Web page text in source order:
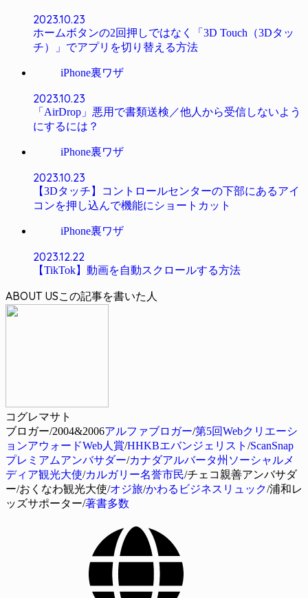
2023.10.23
ホームボタンの2回押しではなく「3D Touch（3Dタッ
チ）」でアプリを切り替える方法
iPhone裏ワザ
2023.10.23
「AirDrop」悪用で書類送検／他人から受信しないよう
にするには？
iPhone裏ワザ
2023.10.23
【3Dタッチ】コントロールセンターの下部にあるアイ
コンを押し込んで機能にショートカット
iPhone裏ワザ
2023.12.22
【TikTok】動画を自動スクロールする方法
ABOUT US
コグレマサト
ブロガー/2004&2006アルファブロガー/第5回Webクリエーシ
ョンアウォードWeb人賞/HHKBエバンジェリスト /ScanSnap
プレミアムアンバサダー/カナダアルバータ州ソーシャルメ
ディア観光大使/カルガリー名誉市民/チェコ親善アンバサダ
ー/おくなわ観光大使/オジ旅/かわるビジネスリュック/浦和レ
ッズサポーター/著書多数